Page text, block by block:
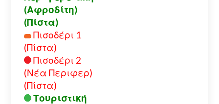
(Αφροδίτη)
(Πίστα)
Πισοδέρι 1
(Πίστα)
Πισοδέρι 2
(Νέα Περιφερ)
(Πίστα)
Τουριστική